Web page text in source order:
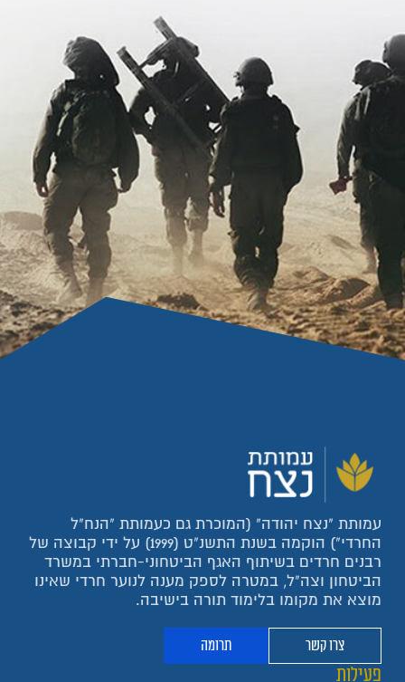
עמותת "נצח יהודה" (המוכרת גם כעמותת "הנח"ל
החרדי") הוקמה בשנת התשנ"ט (1999) על ידי קבוצה של
רבנים חרדים בשיתוף האגף הביטחוני-חברתי במשרד
הביטחון וצה"ל, במטרה לספק מענה לנוער חרדי שאינו
מוצא את מקומו בלימוד תורה בישיבה.
צרו קשר תרומה
פעילות